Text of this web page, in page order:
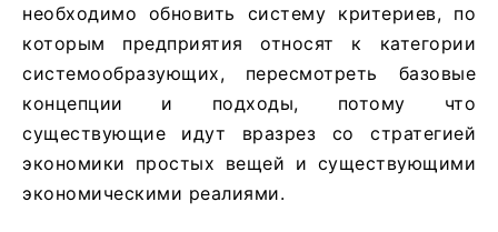
необходимо обновить систему критериев, по
которым предприятия относят к категории
системообразующих, пересмотреть базовые
концепции и подходы, потому что
существующие идут вразрез со стратегией
экономики простых вещей и существующими
экономическими реалиями.